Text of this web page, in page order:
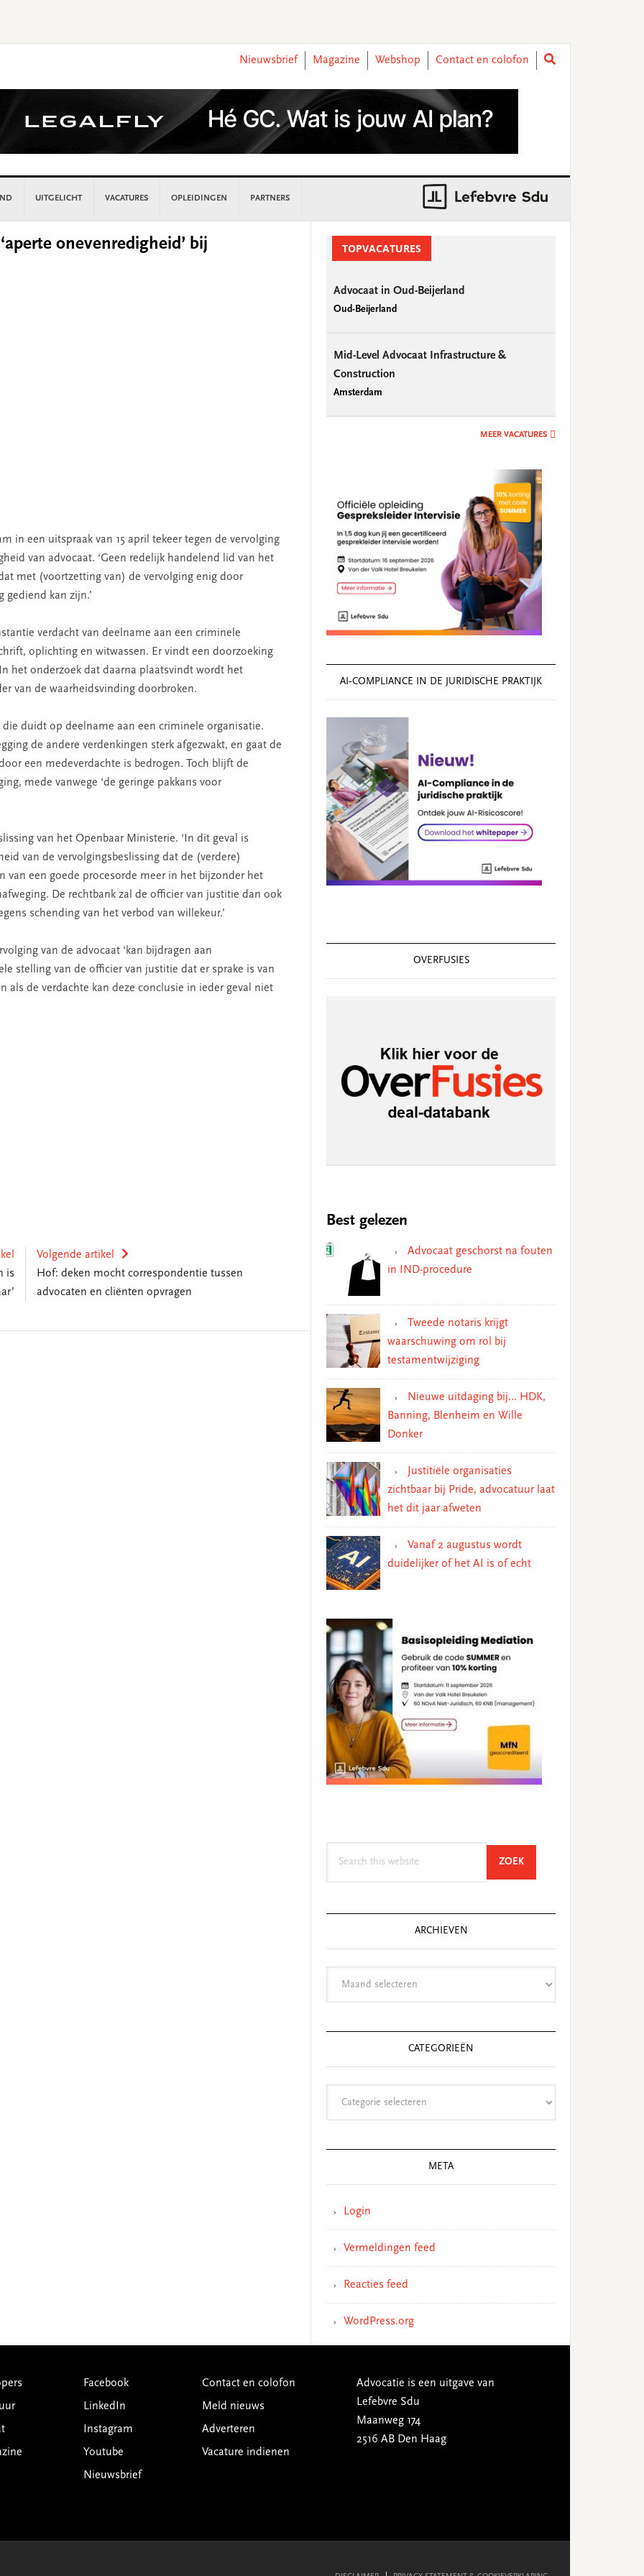
Nieuwsbrief
Magazine Webshop Contact en colofon
UITGELICHT VACATURES OPLEIDINGEN PARTNERS
onevenredigheid’ bij
in een uitspraak van 15 april tekeer tegen de vervolging
van advocaat. ‘Geen redelijk handelend lid van het
met (voortzetting van) de vervolging enig door
gediend kan zijn.’
verdacht van deelname aan een criminele
oplichting en witwassen. Er vindt een doorzoeking
het onderzoek dat daarna plaatsvindt wordt het
van de waarheidsvinding doorbroken.
duidt op deelname aan een criminele organisatie.
de andere verdenkingen sterk afgezwakt, en gaat de
een medeverdachte is bedrogen. Toch blijft de
mede vanwege ‘de geringe pakkans voor
van het Openbaar Ministerie. ‘In dit geval is
van de vervolgingsbeslissing dat de (verdere)
van een goede procesorde meer in het bijzonder het
De rechtbank zal de officier van justitie dan ook
schending van het verbod van willekeur.’
van de advocaat ‘kan bijdragen aan
stelling van de officier van justitie dat er sprake is van
als de verdachte kan deze conclusie in ieder geval niet
is
Volgende artikel
Hof: deken mocht correspondentie tussen
advocaten en cliënten opvragen
SidebarTOPVACATURES
Advocaat in Oud-Beijerland
Oud-Beijerland
Mid-Level Advocaat Infrastructure &
Construction
Amsterdam
MEER VACATURES
AI‑COMPLIANCE IN DE JURIDISCHE PRAKTIJK
OVERFUSIES
Best gelezen
Advocaat geschorst na fouten
in IND-procedure
Tweede notaris krijgt
waarschuwing om rol bij
testamentwijziging
Nieuwe uitdaging bij… HDK,
Banning, Blenheim en Wille
Donker
Justitiële organisaties
zichtbaar bij Pride, advocatuur laat
het dit jaar afweten
Vanaf 2 augustus wordt
duidelijker of het AI is of echt
ZOEKSEARCH
ARCHIEVEN
CATEGORIEËN
META
Login
Vermeldingen feed
Reacties feed
WordPress.org
Facebook
LinkedIn
Instagram
Youtube
Nieuwsbrief
Contact en colofon
Meld nieuws
Adverteren
Vacature indienen
Advocatie is een uitgave van
Lefebvre Sdu
Maanweg 174
2516 AB Den Haag